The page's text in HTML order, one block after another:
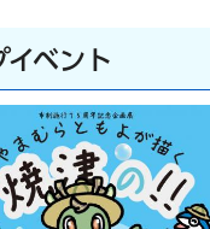
イベント